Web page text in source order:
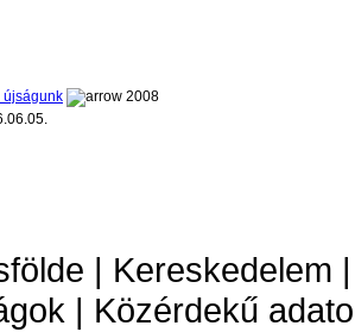
újságunk
2008
| Kereskedelem
| Közérdekű